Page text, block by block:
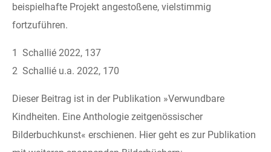
beispielhafte Projekt angestoßene, vielstimmig
fortzuführen.
1 Schallié 2022, 137
2 Schallié u.a. 2022, 170
Dieser Beitrag ist in der Publikation »Verwundbare
Kindheiten. Eine Anthologie zeitgenössischer
Bilderbuchkunst« erschienen. Hier geht es zur Publikation